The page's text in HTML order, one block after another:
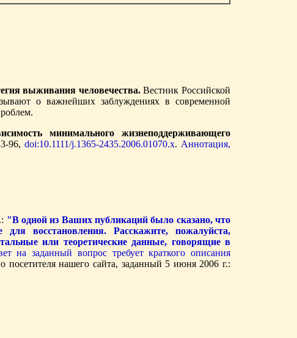
выживания человечества.Вестник Российской
о важнейших заблуждениях в современной
минимального жизнеподдерживающего
96, doi:10.1111/j.1365-2435.2006.01070.x. Аннотация,
"В одной из Ваших публикаций было сказано, что
восстановления. Расскажите, пожалуйста,
или теоретические данные, говорящие в
на заданный вопрос требует краткого описания
посетителя нашего сайта, заданный 5 июня 2006 г.: